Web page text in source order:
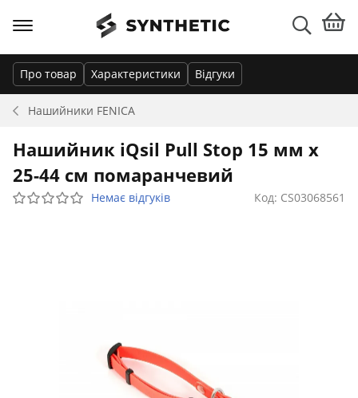
Нашийники FENICA
Про товар Характеристики Відгуки
Нашийник iQsil Pull Stop 15 мм x
25-44 см помаранчевий
Немає відгуків Код: CS03068561